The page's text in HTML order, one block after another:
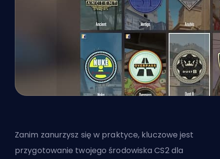
Zanim zanurzysz się w praktyce, kluczowe jest
przygotowanie twojego środowiska CS2 dla